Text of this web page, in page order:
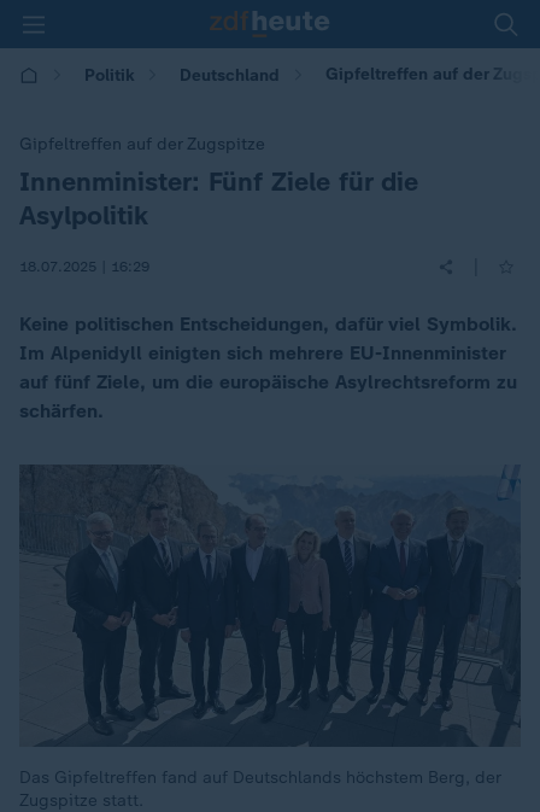
Politik Deutschland Gipfeltreffen auf der
Gipfeltreffen auf der Zugspitze
:
Innenminister: Fünf Ziele für die
Asylpolitik
18.07.2025 | 16:29
Keine politischen Entscheidungen, dafür viel Symbolik.
Im Alpenidyll einigten sich mehrere EU-Innenminister
auf fünf Ziele, um die europäische Asylrechtsreform zu
schärfen.
Das Gipfeltreffen fand auf Deutschlands höchstem Berg, der
Zugspitze statt.